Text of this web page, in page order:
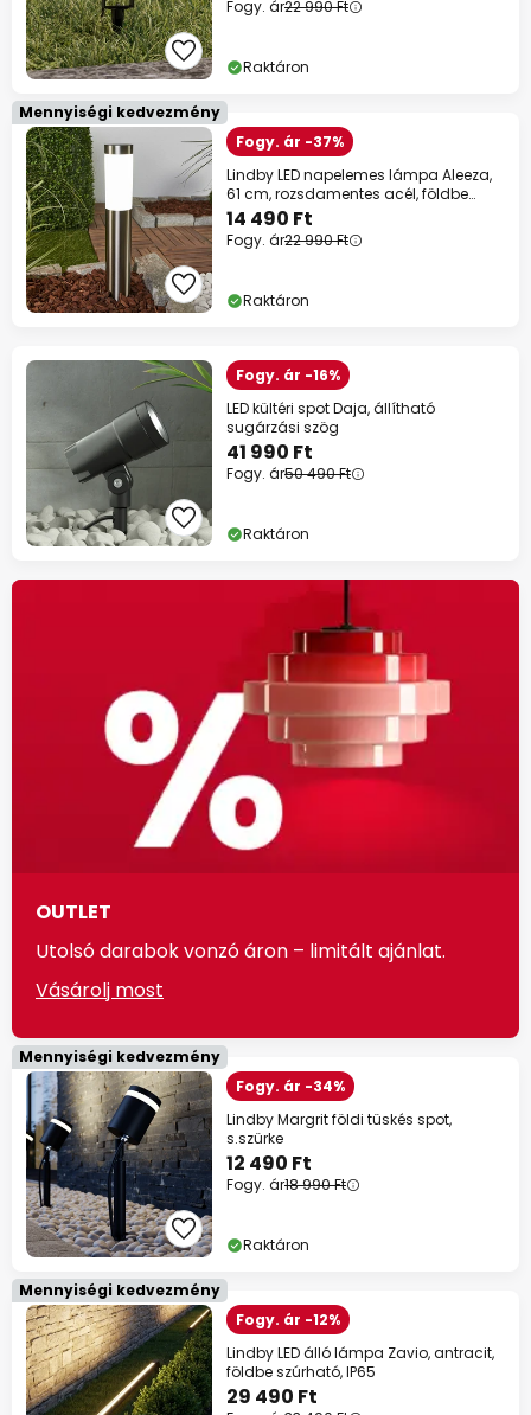
Fogy. ár22 990 Ft
Raktáron
Mennyiségi kedvezmény
Fogy. ár -37%
Lindby LED napelemes lámpa Aleeza,
61 cm, rozsdamentes acél, földbe
szúrható
14 490 Ft
Fogy. ár22 990 Ft
Raktáron
Fogy. ár -16%
LED kültéri spot Daja, állítható
sugárzási szög
41 990 Ft
Fogy. ár50 490 Ft
Raktáron
OUTLET
Utolsó darabok vonzó áron – limitált ajánlat.
Vásárolj most
Mennyiségi kedvezmény
Fogy. ár -34%
Lindby Margrit földi tüskés spot,
s.szürke
12 490 Ft
Fogy. ár18 990 Ft
Raktáron
Mennyiségi kedvezmény
Fogy. ár -12%
Lindby LED álló lámpa Zavio, antracit,
földbe szúrható, IP65
29 490 Ft